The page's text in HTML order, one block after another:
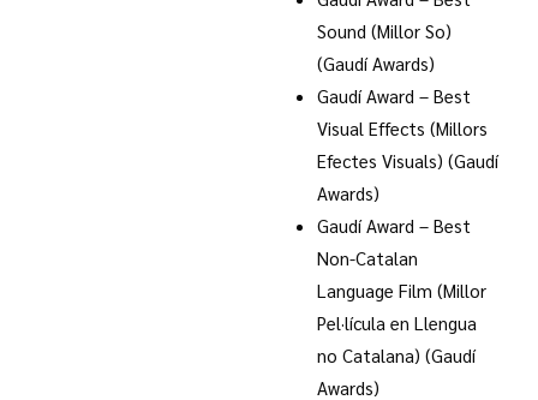
Sound (Millor So)
(Gaudí Awards)
Gaudí Award – Best
Visual Effects (Millors
Efectes Visuals) (Gaudí
Awards)
Gaudí Award – Best
Non-Catalan
Language Film (Millor
Pel·lícula en Llengua
no Catalana) (Gaudí
Awards)